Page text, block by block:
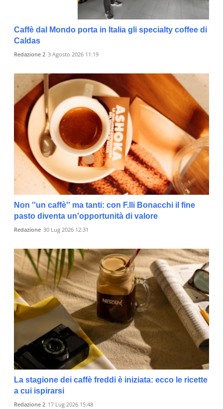
Caffè dal Mondo porta in Italia gli specialty coffee di
Caldas
Redazione 2 3 Agosto 2026 11:19
Non ''un caffè'' ma tanti: con F.lli Bonacchi il fine
pasto diventa un'opportunità di valore
Redazione 30 Lug 2026 12:31
La stagione dei caffè freddi è iniziata: ecco le ricette
a cui ispirarsi
Redazione 2 17 Lug 2026 15:48